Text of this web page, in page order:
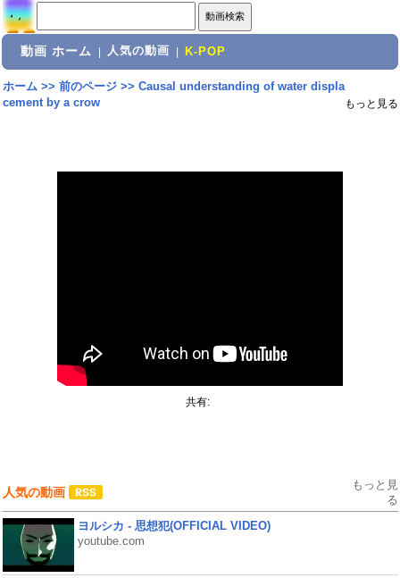
動画 ホーム 人気の動画 K-POP
ホーム>> 前のページ>> Causal understanding of water displa
cement by a crow
もっと見る
共有:
人気の動画
もっと見
る
ヨルシカ - 思想犯(OFFICIAL VIDEO)
youtube.com